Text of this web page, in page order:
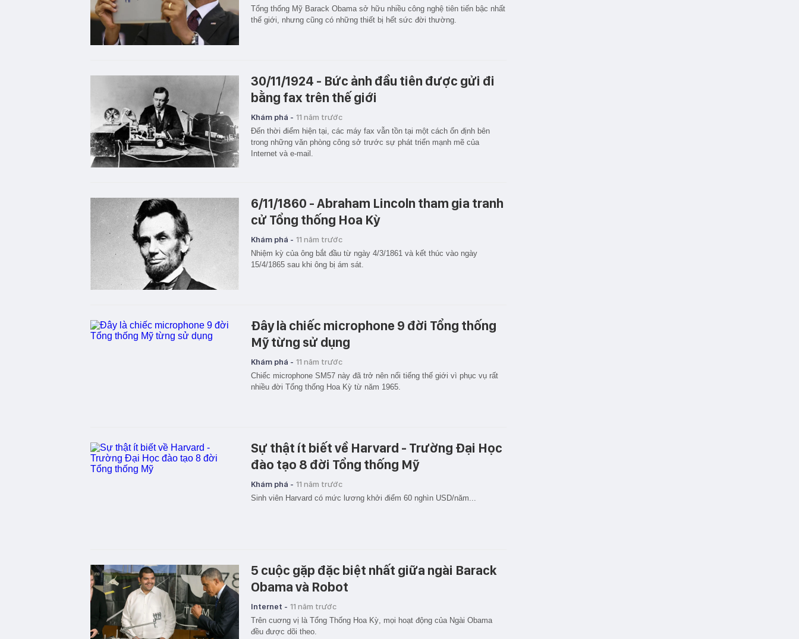
Tổng thống Mỹ Barack Obama sở hữu nhiều công nghệ tiên tiến bậc nhất
thế giới, nhưng cũng có những thiết bị hết sức đời thường.
30/11/1924 - Bức ảnh đầu tiên được gửi đi
bằng fax trên thế giới
Khám phá - 11 năm trước
Đến thời điểm hiện tại, các máy fax vẫn tồn tại một cách ổn định bên
trong những văn phòng công sở trước sự phát triển mạnh mẽ của
Internet và e-mail.
6/11/1860 - Abraham Lincoln tham gia tranh
cử Tổng thống Hoa Kỳ
Khám phá - 11 năm trước
Nhiệm kỳ của ông bắt đầu từ ngày 4/3/1861 và kết thúc vào ngày
15/4/1865 sau khi ông bị ám sát.
Đây là chiếc microphone 9 đời Tổng thống
Mỹ từng sử dụng
Khám phá - 11 năm trước
Chiếc microphone SM57 này đã trở nên nổi tiếng thế giới vì phục vụ rất
nhiều đời Tổng thống Hoa Kỳ từ năm 1965.
Sự thật ít biết về Harvard - Trường Đại Học
đào tạo 8 đời Tổng thống Mỹ
Khám phá - 11 năm trước
Sinh viên Harvard có mức lương khởi điểm 60 nghìn USD/năm...
5 cuộc gặp đặc biệt nhất giữa ngài Barack
Obama và Robot
Internet - 11 năm trước
Trên cuơng vị là Tổng Thống Hoa Kỳ, mọi hoạt động của Ngài Obama
đều được dõi theo.